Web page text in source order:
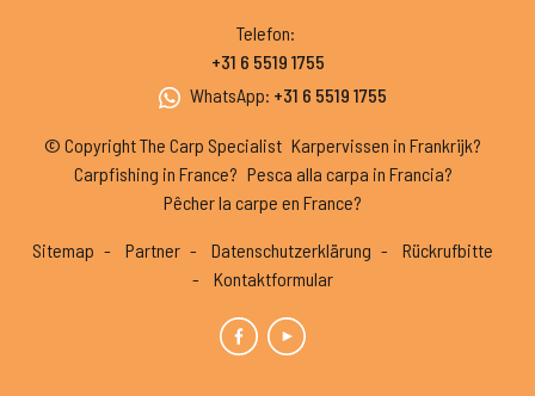
Telefon:
+31 6 5519 1755
WhatsApp: +31 6 5519 1755
© Copyright The Carp Specialist Karpervissen in Frankrijk?
Carpfishing in France? Pesca alla carpa in Francia?
Pêcher la carpe en France?
Sitemap Partner Datenschutzerklärung
Rückrufbitte
Kontaktformular